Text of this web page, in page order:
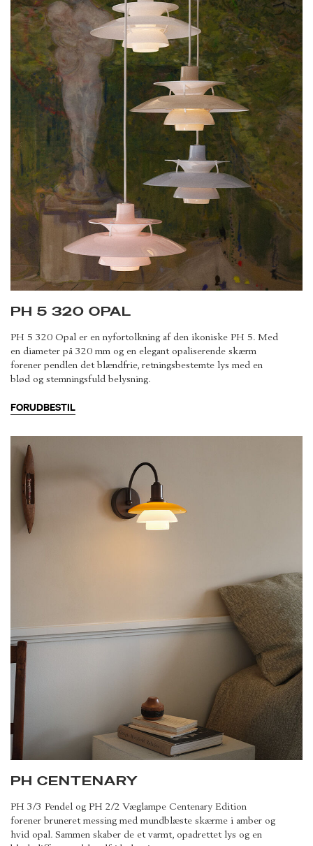
PH 5 320 OPAL
PH 5 320 Opal er en nyfortolkning af den ikoniske PH 5. Med
en diameter på 320 mm og en elegant opaliserende skærm
forener pendlen det blændfrie, retningsbestemte lys med en
blød og stemningsfuld belysning.
FORUDBESTIL
PH CENTENARY
PH 3/3 Pendel og PH 2/2 Væglampe Centenary Edition
forener bruneret messing med mundblæste skærme i amber og
hvid opal. Sammen skaber de et varmt, opadrettet lys og en